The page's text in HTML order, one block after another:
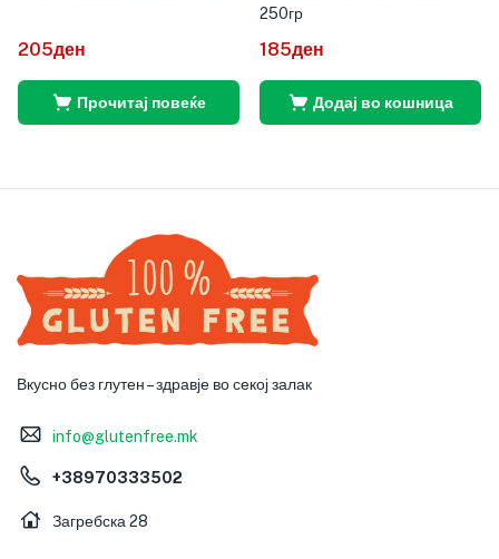
205ден
Прочитај повеќе
250гр
185ден
Додај во кошница
Вкусно без глутен – здравје во секој залак
info@glutenfree.mk
+38970333502
Загребска 28